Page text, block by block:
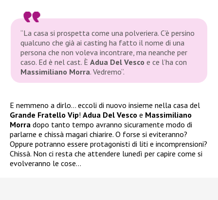
“La casa si prospetta come una polveriera. C’è persino
qualcuno che già ai casting ha fatto il nome di una
persona che non voleva incontrare, ma neanche per
caso. Ed è nel cast. ÈAdua Del Vescoe ce l’ha con
Massimiliano Morra. Vedremo“.
E nemmeno a dirlo… eccoli di nuovo insieme nella casa del
Grande Fratello Vip! Adua Del Vesco e Massimiliano
Morra dopo tanto tempo avranno sicuramente modo di
parlarne e chissà magari chiarire. O forse si eviteranno?
Oppure potranno essere protagonisti di liti e incomprensioni?
Chissà. Non ci resta che attendere lunedì per capire come si
evolveranno le cose…